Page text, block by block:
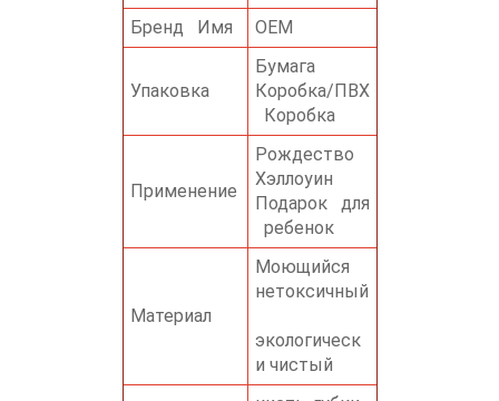
Бренд Имя
OEM
Упаковка
Бумага
Коробка/ПВХ
Коробка
Применение
Рождество
Хэллоуин
Подарок для
ребенок
Материал
Моющийся
нетоксичный
экологическ
и чистый